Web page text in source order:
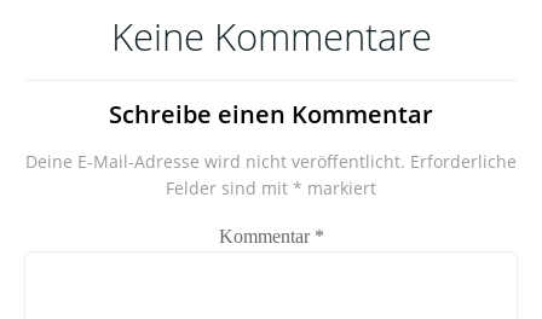
Keine Kommentare
Schreibe einen Kommentar
Deine E-Mail-Adresse wird nicht veröffentlicht. Erforderliche
Felder sind mit * markiert
Kommentar *